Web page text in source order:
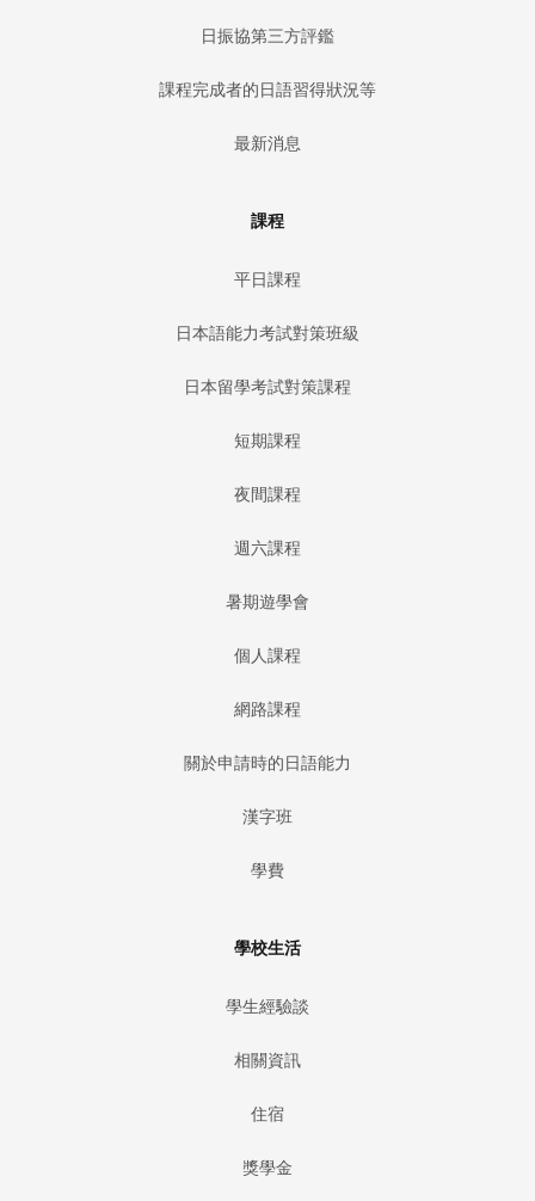
日振協第三方評鑑
課程完成者的日語習得狀況等
最新消息
課程
平日課程
日本語能力考試對策班級
日本留學考試對策課程
短期課程
夜間課程
週六課程
暑期遊學會
個人課程
網路課程
關於申請時的日語能力
漢字班
學費
學校生活
學生經驗談
相關資訊
住宿
獎學金